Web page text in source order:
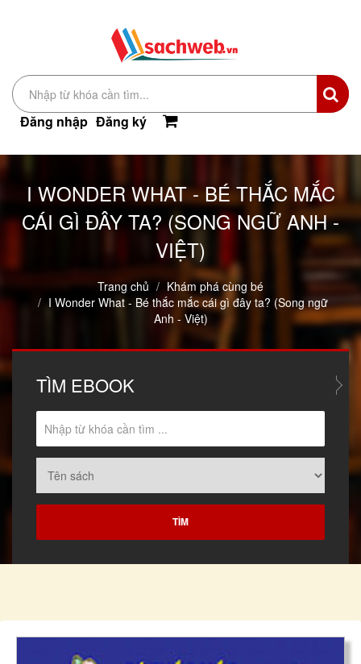
Đăng nhập Đăng ký
I WONDER WHAT - BÉ THẮC MẮC
CÁI GÌ ĐÂY TA? (SONG NGỮ ANH -
VIỆT)
Trang chủ
Khám phá cùng bé
I Wonder What - Bé thắc mắc cái gì đây ta? (Song ngữ
Anh - Việt)
TÌM EBOOK